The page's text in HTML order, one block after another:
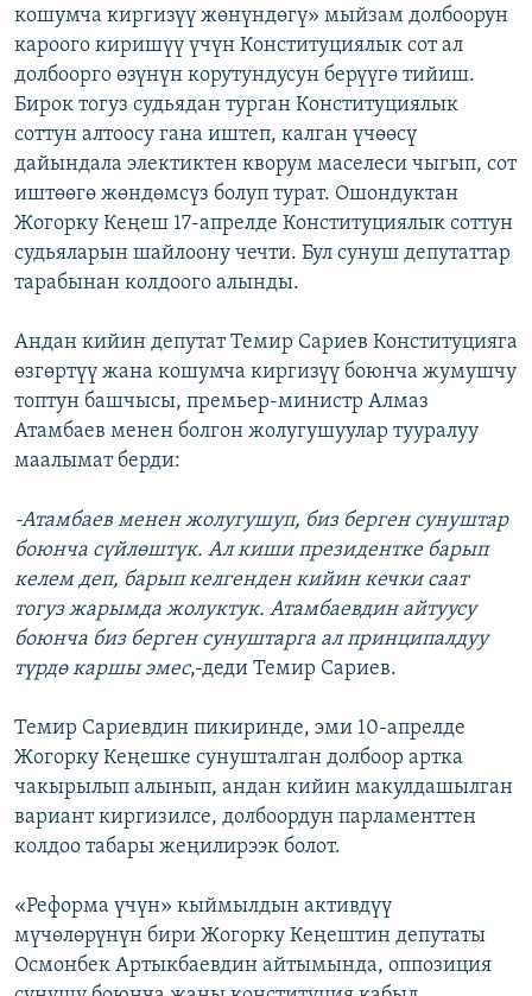
кошумча киргизүү жөнүндөгү» мыйзам долбоорун
кароого киришүү үчүн Конституциялык сот ал
долбоорго өзүнүн корутундусун берүүгө тийиш.
Бирок тогуз судьядан турган Конституциялык
соттун алтоосу гана иштеп, калган үчөөсү
дайындала электиктен кворум маселеси чыгып, сот
иштөөгө жөндөмсүз болуп турат. Ошондуктан
Жогорку Кеңеш 17-апрелде Конституциялык соттун
судьяларын шайлоону чечти. Бул сунуш депутаттар
тарабынан колдоого алынды.
Андан кийин депутат Темир Сариев Конституцияга
өзгөртүү жана кошумча киргизүү боюнча жумушчу
топтун башчысы, премьер-министр Алмаз
Атамбаев менен болгон жолугушуулар тууралуу
маалымат берди:
-Атамбаев менен жолугушуп, биз берген сунуштар
боюнча сүйлөштүк. Ал киши президентке барып
келем деп, барып келгенден кийин кечки саат
тогуз жарымда жолуктук. Атамбаевдин айтуусу
боюнча биз берген сунуштарга ал принципалдуу
түрдө каршы эмес,-деди Темир Сариев.
Темир Сариевдин пикиринде, эми 10-апрелде
Жогорку Кеңешке сунушталган долбоор артка
чакырылып алынып, андан кийин макулдашылган
вариант киргизилсе, долбоордун парламенттен
колдоо табары жеңилирээк болот.
«Реформа үчүн» кыймылдын активдүү
мүчөлөрүнүн бири Жогорку Кеңештин депутаты
Осмонбек Артыкбаевдин айтымында, оппозиция